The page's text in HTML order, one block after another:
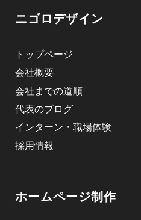
ニゴロデザイン
トップページ
会社概要
会社までの道順
代表のブログ
インターン・職場体験
採用情報
ホームページ制作